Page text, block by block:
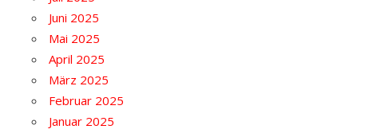
Juni 2025
Mai 2025
April 2025
März 2025
Februar 2025
Januar 2025